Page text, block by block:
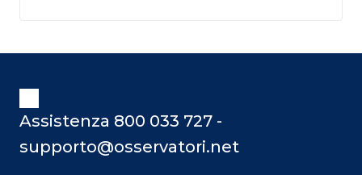
Assistenza 800 033 727 -
supporto@osservatori.net